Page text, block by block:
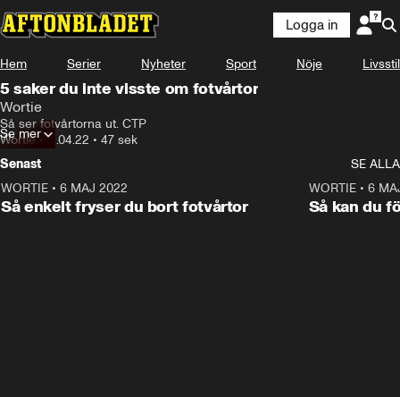
Annons
Annons från Wortie
Logga in
Hem Serier Nyheter Sport Nöje Livsstil
5 saker du inte visste om fotvårtor
Wortie
Så ser fotvårtorna ut. CTP
Wortie•11.04.22 • 47 sek
Se mer
Senast
SE ALLA
WORTIE • 6 MAJ 2022
Så enkelt fryser du bort fotvårtor
WORTIE• 6
Så kan du